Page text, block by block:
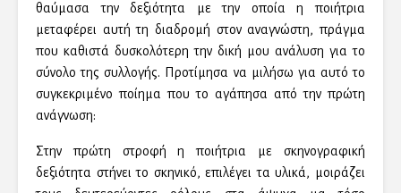
θαύμασα την δεξιότητα με την οποία η ποιήτρια
μεταφέρει αυτή τη διαδρομή στον αναγνώστη, πράγμα
που καθιστά δυσκολότερη την δική μου ανάλυση για το
σύνολο της συλλογής. Προτίμησα να μιλήσω για αυτό το
συγκεκριμένο ποίημα που το αγάπησα από την πρώτη
ανάγνωση:
Στην πρώτη στροφή η ποιήτρια με σκηνογραφική
δεξιότητα στήνει το σκηνικό, επιλέγει τα υλικά, μοιράζει